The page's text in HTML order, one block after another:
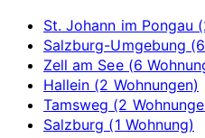
St. Johann im Pongau
Salzburg-Umgebung
Zell am See (6
Hallein (2 Wohnungen)
Tamsweg (2
Salzburg (1 Wohnung)